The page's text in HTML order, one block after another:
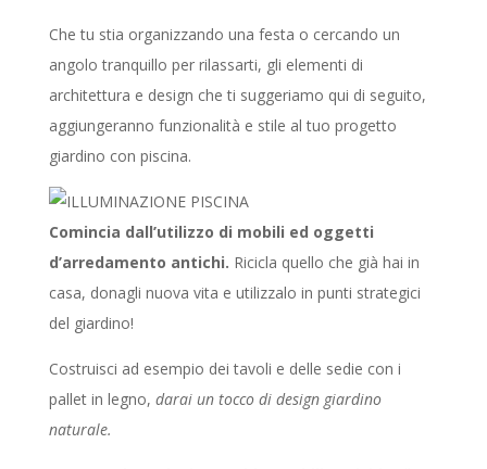
Che tu stia organizzando una festa o cercando un
angolo tranquillo per rilassarti, gli elementi di
architettura e design che ti suggeriamo qui di seguito,
aggiungeranno funzionalità e stile al tuo progetto
giardino con piscina.
Comincia dall’utilizzo di mobili ed oggetti
d’arredamento antichi. Ricicla quello che già hai in
casa, donagli nuova vita e utilizzalo in punti strategici
del giardino!
Costruisci ad esempio dei tavoli e delle sedie con i
pallet in legno, darai un tocco di design giardino
naturale.